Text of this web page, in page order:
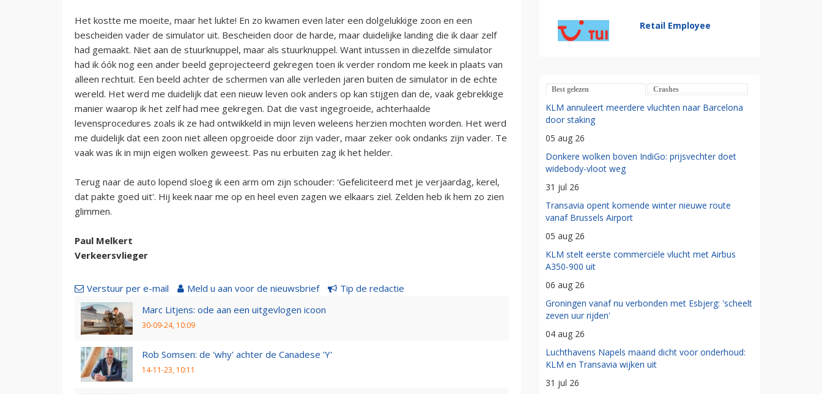
Het kostte me moeite, maar het lukte! En zo kwamen even later een dolgelukkige zoon en een
bescheiden vader de simulator uit. Bescheiden door de harde, maar duidelijke landing die ik daar zelf
had gemaakt. Niet aan de stuurknuppel, maar als stuurknuppel. Want intussen in diezelfde simulator
had ik óók nog een ander beeld geprojecteerd gekregen toen ik verder rondom me keek in plaats van
alleen rechtuit. Een beeld achter de schermen van alle verleden jaren buiten de simulator in de echte
wereld. Het werd me duidelijk dat een nieuw leven ook anders op kan stijgen dan de, vaak gebrekkige
manier waarop ik het zelf had mee gekregen. Dat die vast ingegroeide, achterhaalde
levensprocedures zoals ik ze had ontwikkeld in mijn leven weleens herzien mochten worden. Het werd
me duidelijk dat een zoon niet alleen opgroeide door zijn vader, maar zeker ook ondanks zijn vader. Te
vaak was ik in mijn eigen wolken geweest. Pas nu erbuiten zag ik het helder.
Terug naar de auto lopend sloeg ik een arm om zijn schouder: 'Gefeliciteerd met je verjaardag, kerel,
dat pakte goed uit'. Hij keek naar me op en heel even zagen we elkaars ziel. Zelden heb ik hem zo zien
glimmen.
Paul Melkert
Verkeersvlieger
Verstuur per e-mail Meld u aan voor de nieuwsbrief
Tip de redactie
Marc Litjens: ode aan een uitgevlogen icoon
30-09-24, 10:09
Rob Somsen: de 'why' achter de Canadese 'Y'
14-11-23, 10:11
Retail Employee
Best gelezen Crashes
KLM annuleert meerdere vluchten naar Barcelona
door staking
05 aug 26
Donkere wolken boven IndiGo: prijsvechter doet
widebody-vloot weg
31 jul 26
Transavia opent komende winter nieuwe route
vanaf Brussels Airport
05 aug 26
KLM stelt eerste commerciële vlucht met Airbus
A350-900 uit
06 aug 26
Groningen vanaf nu verbonden met Esbjerg: 'scheelt
zeven uur rijden'
04 aug 26
Luchthavens Napels maand dicht voor onderhoud:
KLM en Transavia wijken uit
31 jul 26